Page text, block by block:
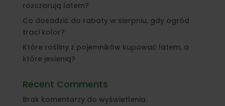
rozczarują latem?
Co dosadzić do rabaty w sierpniu, gdy ogród
traci kolor?
Które rośliny z pojemników kupować latem, a
które jesienią?
Recent Comments
Brak komentarzy do wyświetlenia.